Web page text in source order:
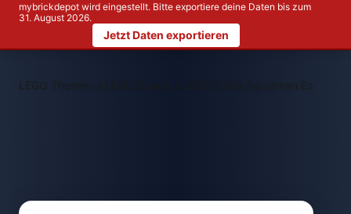
mybrickdepot wird eingestellt. Bitte exportiere deine Daten bis zum
31. August 2026.
Jetzt Daten exportieren
LEGO Themen > LEGO 5969 Squidman Escape